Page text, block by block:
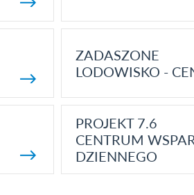
ZADASZONE
LODOWISKO -
PROJEKT 7.6
CENTRUM
DZIENNEGO